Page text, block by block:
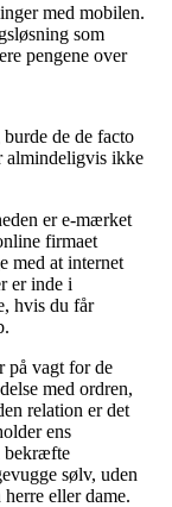
med mobilen.
som
pengene over
de de facto
almindeligvis ikke
er e-mærket
firmaet
med at internet
er inde i
hvis du får
på vagt for de
med ordren,
relation er det
ens
bekræfte
sølv, uden
eller dame.